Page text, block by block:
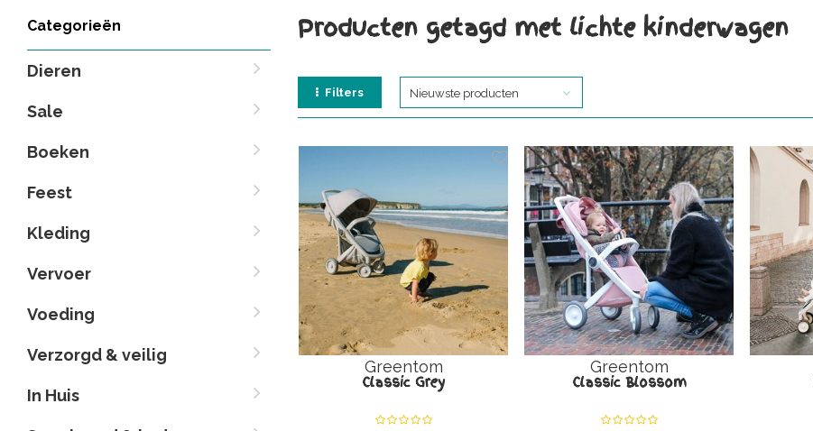
Categorieën
Dieren
Sale
Boeken
Feest
Kleding
Vervoer
Voeding
Verzorgd & veilig
In Huis
Producten getagd met lichte kinderwagen
Filters Nieuwste producten
Greentom
Classic Grey
Greentom
Classic Blossom